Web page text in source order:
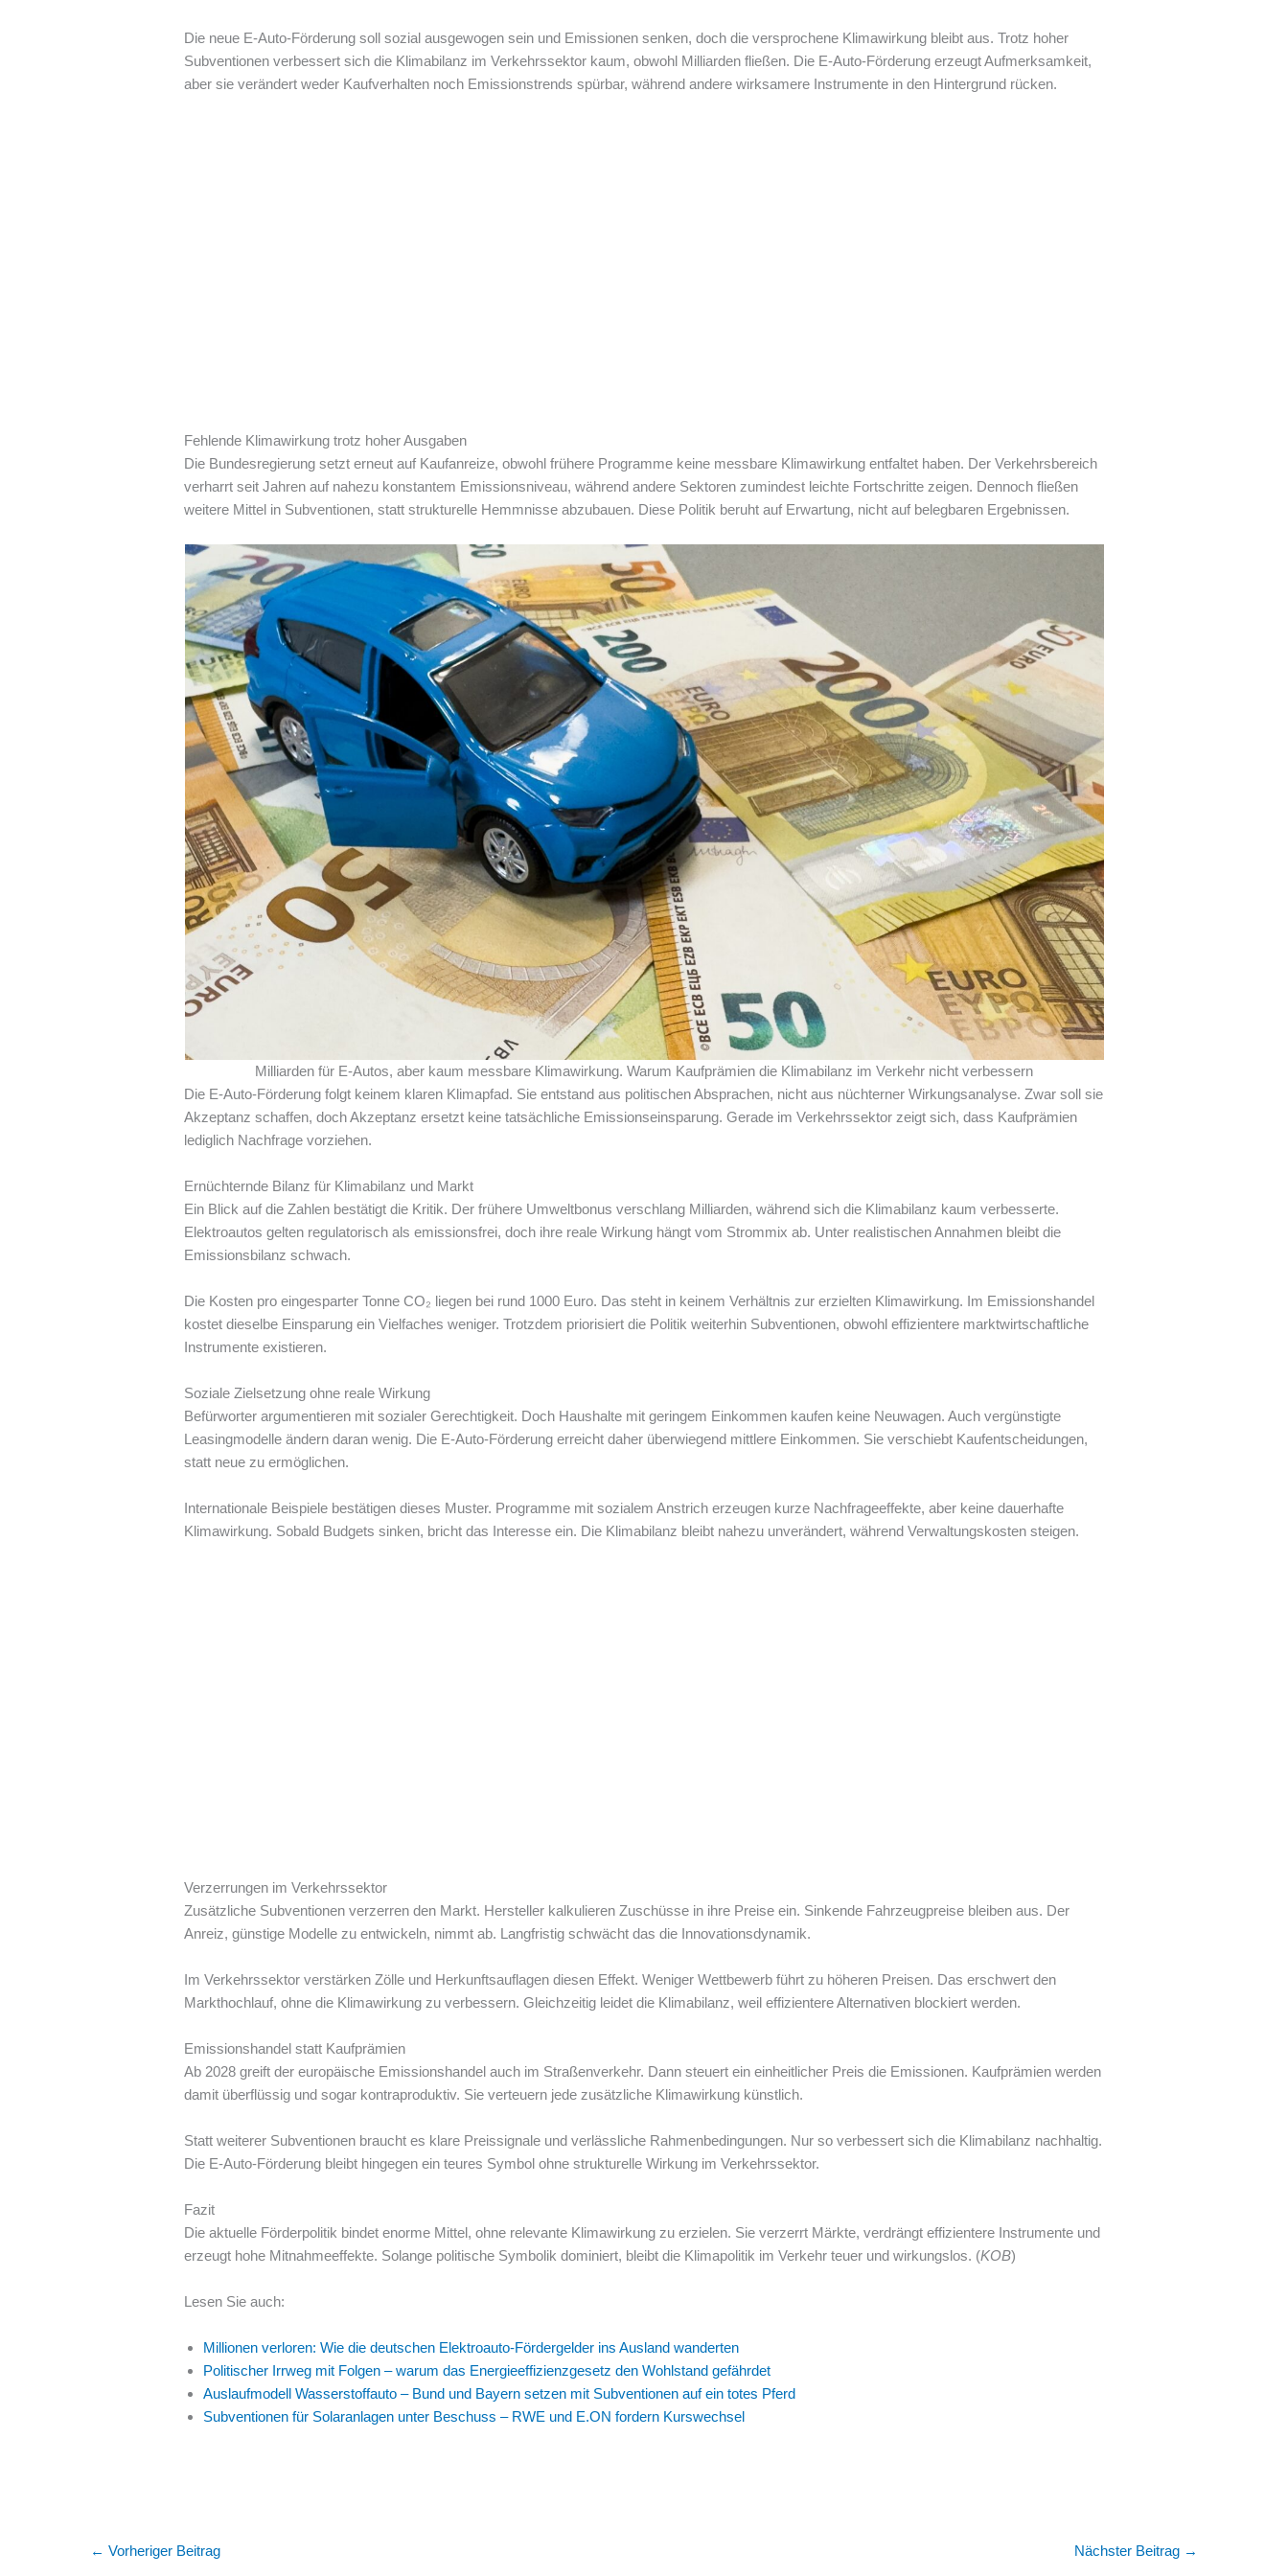
Die neue E-Auto-Förderung soll sozial ausgewogen sein und Emissionen senken, doch die versprochene Klimawirkung bleibt aus. Trotz hoher
Subventionen verbessert sich die Klimabilanz im Verkehrssektor kaum, obwohl Milliarden fließen. Die E-Auto-Förderung erzeugt Aufmerksamkeit,
aber sie verändert weder Kaufverhalten noch Emissionstrends spürbar, während andere wirksamere Instrumente in den Hintergrund rücken.
Fehlende Klimawirkung trotz hoher Ausgaben
Die Bundesregierung setzt erneut auf Kaufanreize, obwohl frühere Programme keine messbare Klimawirkung entfaltet haben. Der Verkehrsbereich
verharrt seit Jahren auf nahezu konstantem Emissionsniveau, während andere Sektoren zumindest leichte Fortschritte zeigen. Dennoch fließen
weitere Mittel in Subventionen, statt strukturelle Hemmnisse abzubauen. Diese Politik beruht auf Erwartung, nicht auf belegbaren Ergebnissen.
Milliarden für E-Autos, aber kaum messbare Klimawirkung. Warum Kaufprämien die Klimabilanz im Verkehr nicht verbessern
Die E-Auto-Förderung folgt keinem klaren Klimapfad. Sie entstand aus politischen Absprachen, nicht aus nüchterner Wirkungsanalyse. Zwar soll sie
Akzeptanz schaffen, doch Akzeptanz ersetzt keine tatsächliche Emissionseinsparung. Gerade im Verkehrssektor zeigt sich, dass Kaufprämien
lediglich Nachfrage vorziehen.
Ernüchternde Bilanz für Klimabilanz und Markt
Ein Blick auf die Zahlen bestätigt die Kritik. Der frühere Umweltbonus verschlang Milliarden, während sich die Klimabilanz kaum verbesserte.
Elektroautos gelten regulatorisch als emissionsfrei, doch ihre reale Wirkung hängt vom Strommix ab. Unter realistischen Annahmen bleibt die
Emissionsbilanz schwach.
Die Kosten pro eingesparter Tonne CO₂ liegen bei rund 1000 Euro. Das steht in keinem Verhältnis zur erzielten Klimawirkung. Im Emissionshandel
kostet dieselbe Einsparung ein Vielfaches weniger. Trotzdem priorisiert die Politik weiterhin Subventionen, obwohl effizientere marktwirtschaftliche
Instrumente existieren.
Soziale Zielsetzung ohne reale Wirkung
Befürworter argumentieren mit sozialer Gerechtigkeit. Doch Haushalte mit geringem Einkommen kaufen keine Neuwagen. Auch vergünstigte
Leasingmodelle ändern daran wenig. Die E-Auto-Förderung erreicht daher überwiegend mittlere Einkommen. Sie verschiebt Kaufentscheidungen,
statt neue zu ermöglichen.
Internationale Beispiele bestätigen dieses Muster. Programme mit sozialem Anstrich erzeugen kurze Nachfrageeffekte, aber keine dauerhafte
Klimawirkung. Sobald Budgets sinken, bricht das Interesse ein. Die Klimabilanz bleibt nahezu unverändert, während Verwaltungskosten steigen.
Verzerrungen im Verkehrssektor
Zusätzliche Subventionen verzerren den Markt. Hersteller kalkulieren Zuschüsse in ihre Preise ein. Sinkende Fahrzeugpreise bleiben aus. Der
Anreiz, günstige Modelle zu entwickeln, nimmt ab. Langfristig schwächt das die Innovationsdynamik.
Im Verkehrssektor verstärken Zölle und Herkunftsauflagen diesen Effekt. Weniger Wettbewerb führt zu höheren Preisen. Das erschwert den
Markthochlauf, ohne die Klimawirkung zu verbessern. Gleichzeitig leidet die Klimabilanz, weil effizientere Alternativen blockiert werden.
Emissionshandel statt Kaufprämien
Ab 2028 greift der europäische Emissionshandel auch im Straßenverkehr. Dann steuert ein einheitlicher Preis die Emissionen. Kaufprämien werden
damit überflüssig und sogar kontraproduktiv. Sie verteuern jede zusätzliche Klimawirkung künstlich.
Statt weiterer Subventionen braucht es klare Preissignale und verlässliche Rahmenbedingungen. Nur so verbessert sich die Klimabilanz nachhaltig.
Die E-Auto-Förderung bleibt hingegen ein teures Symbol ohne strukturelle Wirkung im Verkehrssektor.
Fazit
Die aktuelle Förderpolitik bindet enorme Mittel, ohne relevante Klimawirkung zu erzielen. Sie verzerrt Märkte, verdrängt effizientere Instrumente und
erzeugt hohe Mitnahmeeffekte. Solange politische Symbolik dominiert, bleibt die Klimapolitik im Verkehr teuer und wirkungslos. (KOB)
Lesen Sie auch:
Millionen verloren: Wie die deutschen Elektroauto-Fördergelder ins Ausland wanderten
Politischer Irrweg mit Folgen – warum das Energieeffizienzgesetz den Wohlstand gefährdet
Auslaufmodell Wasserstoffauto – Bund und Bayern setzen mit Subventionen auf ein totes Pferd
Subventionen für Solaranlagen unter Beschuss – RWE und E.ON fordern Kurswechsel
← Vorheriger Beitrag Nächster Beitrag →